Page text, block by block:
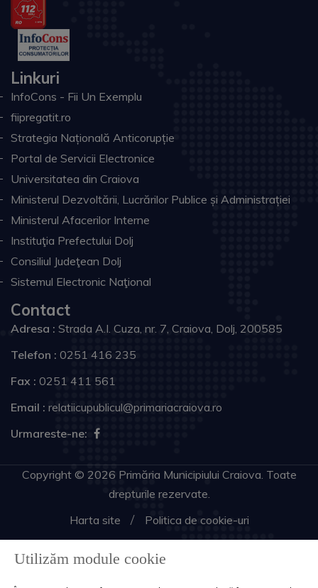
Linkuri
InfoCons - Fii Un Exemplu
fiipregatit.ro
Strategia Națională Anticorupție
Portal de Servicii Electronice
Universitatea din Craiova
Ministerul Dezvoltării, Lucrărilor Publice și Administrației
Ministerul Afacerilor Interne
Instituţia Prefectului Dolj
Consiliul Judeţean Dolj
Sistemul Electronic Naţional
Contact
Adresa : Strada A.I. Cuza, nr. 7, Craiova, Dolj, 200585
Telefon : 0251 416 235
Fax : 0251 411 561
Email : relatiicupublicul@primariacraiova.ro
Urmareste-ne:
Copyright © 2026 Primăria Municipiului Craiova. Toate
drepturile rezervate.
Harta site
Politica de cookie-uri
Utilizăm module cookie